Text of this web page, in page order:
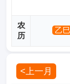
农
历
乙
<上一月